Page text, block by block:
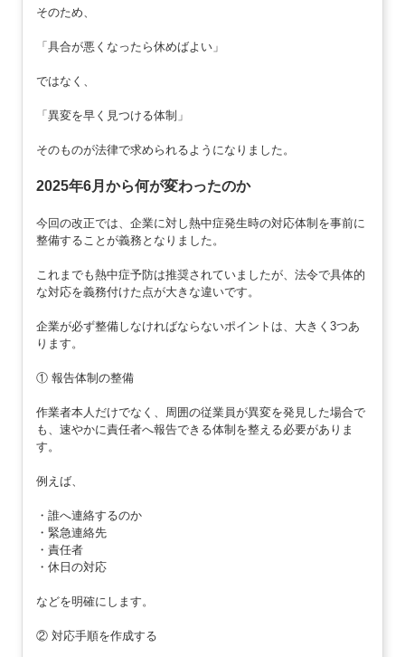
そのため、
「具合が悪くなったら休めばよい」
ではなく、
「異変を早く見つける体制」
そのものが法律で求められるようになりました。
2025年6月から何が変わったのか
今回の改正では、企業に対し熱中症発生時の対応体制を事前に
整備することが義務となりました。
これまでも熱中症予防は推奨されていましたが、法令で具体的
な対応を義務付けた点が大きな違いです。
企業が必ず整備しなければならないポイントは、大きく3つあ
ります。
① 報告体制の整備
作業者本人だけでなく、周囲の従業員が異変を発見した場合で
も、速やかに責任者へ報告できる体制を整える必要がありま
す。
例えば、
・誰へ連絡するのか
・緊急連絡先
・責任者
・休日の対応
などを明確にします。
② 対応手順を作成する